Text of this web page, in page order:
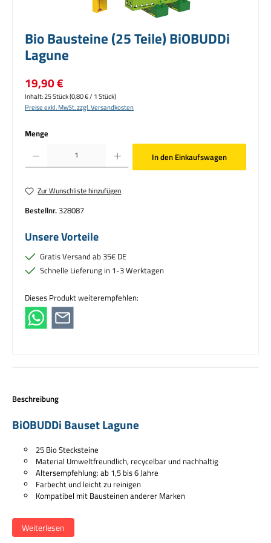
Bio Bausteine (25 Teile) BiOBUDDi
Lagune
Regulärer Preis:
19,90 €
Inhalt:25 Stück(0,80 € / 1 Stück)
Preise exkl. MwSt. zzgl. Versandkosten
Menge
Produkt Anzahl: Gib den gewünschten Wert ein oder benutze die Schaltflächen um die Anzahl zu
In den Einkaufswagen
Zur Wunschliste hinzufügen
Bestellnr.328087
Unsere Vorteile
Gratis Versand ab 35€ DE
Schnelle Lieferung in 1-3 Werktagen
Dieses Produkt weiterempfehlen:
Beschreibung
BiOBUDDi Bauset Lagune
25 Bio Stecksteine
Material Umweltfreundlich, recycelbar und nachhaltig
Altersempfehlung: ab 1,5 bis 6 Jahre
Farbecht und leicht zu reinigen
Kompatibel mit Bausteinen anderer Marken
und einen tropischen Baum bauen, um sie in die Welt der Tiere
einzuführen. Aber das ist noch nicht alles - sie können auch andere
Weiterlesen